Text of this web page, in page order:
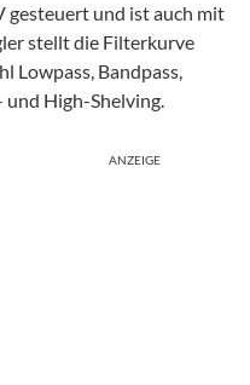
gesteuert und ist auch mit
stellt die Filterkurve
Lowpass, Bandpass,
und High-Shelving.
ANZEIGE